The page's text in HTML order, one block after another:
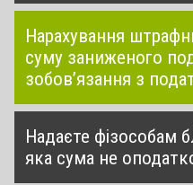
Нарахування
суму заниженого
зобов’язання з
Надаєте фізособам
яка сума не